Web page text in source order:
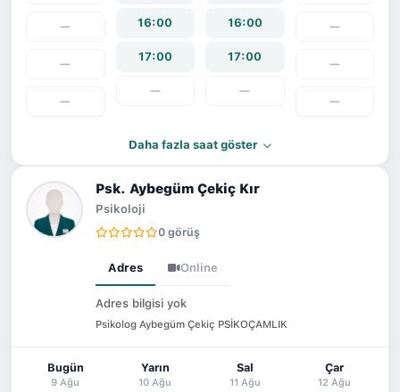
—
—
—
16:00
17:00
—
16:00
17:00
—
—
—
—
Daha fazla saat göster
Psk. Aybegüm Çekiç Kır
Psikoloji
0 görüş
Adres Online
Adres bilgisi yok
Psikolog Aybegüm Çekiç PSİKOÇAMLIK
Bugün
9 Ağu
Yarın
10 Ağu
Sal
11 Ağu
Çar
12 Ağu